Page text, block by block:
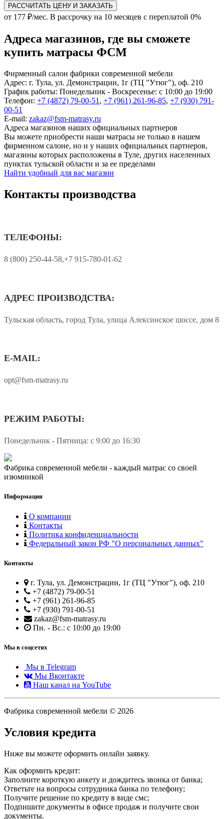
РАССЧИТАТЬ ЦЕНУ И ЗАКАЗАТЬ
от 177 ₽/мес. В рассрочку на 10 месяцев с переплатой 0%
Адреса магазинов, где вы сможете
купить матрасы ФСМ
Фирменный салон фабрики современной мебели
Адрес: г. Тула, ул. Демонстрации, 1г (ТЦ "Утюг"), оф. 210
График работы: Понедельник - Воскресенье: с 10:00 до 19:00
Телефон: +7 (4872) 79-00-51 , +7 (961) 261-96-85, +7 (930) 791-
00-51
E-mail: zakaz@fsm-matrasy.ru
Адреса магазинов наших официальных партнеров
Вы можете приобрести наши матрасы не только в нашем
фирменном салоне, но и у наших официальных партнеров,
магазины которых расположены в Туле, других населенных
пунктах тульской области и за ее пределами
Найти удобный для вас магазин
Контакты производства
ТЕЛЕФОНЫ:
8 (800) 250-44-58,+7 915-780-01-62
АДРЕС ПРОИЗВОДСТВА:
Тульская область, город Тула, улица Алексинское шоссе, дом 8
E-MAIL:
opt@fsm-matrasy.ru
РЕЖИМ РАБОТЫ:
Понедельник - Пятница: с 9:00 до 16:30
Фабрика современной мебели - каждый матрас со своей
изюминкой
Информация
О компании
Контакты
Политика конфиденциальности
Федеральный закон РФ "О персональных данных"
Контакты
г. Тула, ул. Демонстрации, 1г (ТЦ "Утюг"), оф. 210
+7 (4872) 79-00-51
+7 (961) 261-96-85
+7 (930) 791-00-51
zakaz@fsm-matrasy.ru
Пн. - Вс.: с 10:00 до 19:00
Мы в соцсетях
Мы в Telegram
Мы Вконтакте
Наш канал на YouTube
Фабрика современной мебели © 2026
Условия кредита
Ниже вы можете оформить онлайн заявку.
Как оформить кредит:
Заполните короткую анкету и дождитесь звонка от банка;
Ответьте на вопросы сотрудника банка по телефону;
Получите решение по кредиту в виде смс;
Подпишите документы в офисе продаж и получите свои
документы.